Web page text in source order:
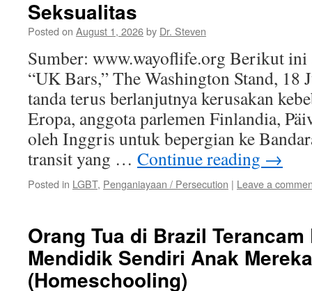
Seksualitas
Posted on August 1, 2026by Dr. Steven
Sumber: www.wayoflife.org Berikut ini
“UK Bars,” The Washington Stand, 18
tanda terus berlanjutnya kerusakan
Eropa, anggota parlemen Finlandia,
oleh Inggris untuk bepergian ke
transit yang … Continue reading →
Posted in LGBT, Penganiayaan / Persecution | Leave a
Orang Tua di Brazil
Mendidik Sendiri Anak Mereka
(Homeschooling)